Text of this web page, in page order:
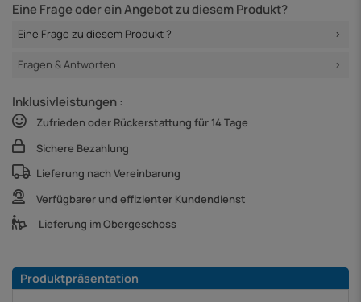
Eine Frage oder ein Angebot zu diesem Produkt?
Eine Frage zu diesem Produkt ?
Fragen & Antworten
Inklusivleistungen :
Zufrieden oder Rückerstattung für 14 Tage
Sichere Bezahlung
Lieferung nach Vereinbarung
Verfügbarer und effizienter Kundendienst
Lieferung im Obergeschoss
Produktpräsentation